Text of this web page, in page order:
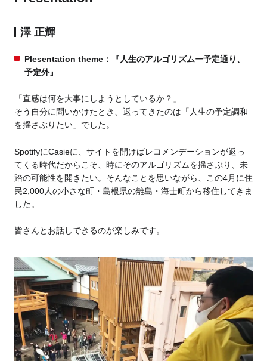
澤 正輝
Plesentation theme：『人生のアルゴリズムー予定通り、
予定外』
「直感は何を大事にしようとしているか？」
そう自分に問いかけたとき、返ってきたのは「人生の予定調和
を揺さぶりたい」でした。
SpotifyにCasieに、サイトを開けばレコメンデーションが返っ
てくる時代だからこそ、時にそのアルゴリズムを揺さぶり、未
踏の可能性を開きたい。そんなことを思いながら、この4月に住
民2,000人の小さな町・島根県の離島・海士町から移住してきま
した。
皆さんとお話しできるのが楽しみです。